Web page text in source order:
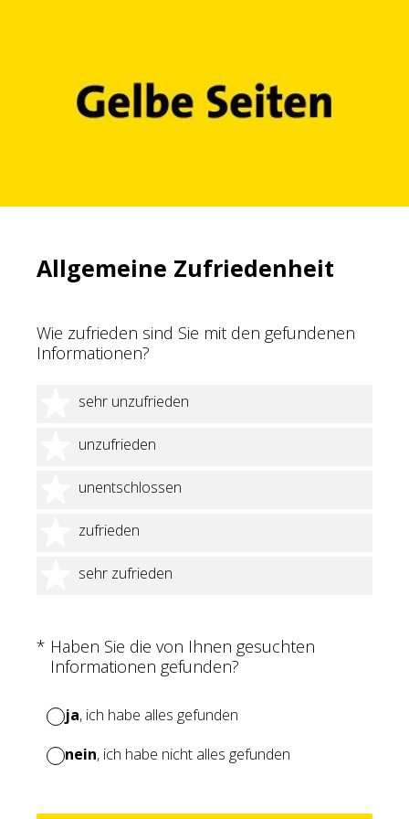
Allgemeine Zufriedenheit
Wie zufrieden sind Sie mit den gefundenen
Informationen?
sehr unzufrieden
1 Stern
unzufrieden
2 Sterne
unentschlossen
3 Sterne
zufrieden
4 Sterne
sehr zufrieden
5 Sterne
* Haben Sie die von Ihnen gesuchten
Informationen gefunden?
(Erforderlich.)
ja, ich habe alles gefunden
nein, ich habe nicht alles gefunden